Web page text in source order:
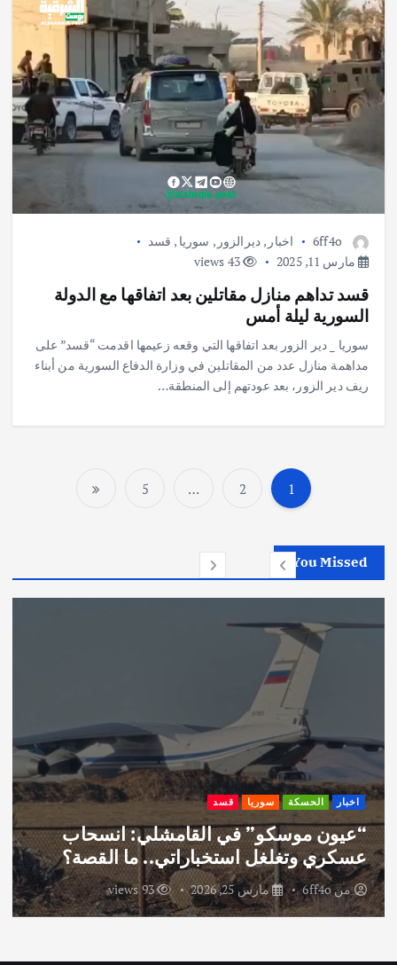
6ff4o اخبار , ديرالزور , سوريا , قسد
مارس 11, 2025
43 views
قسد تداهم منازل مقاتلين بعد اتفاقها مع الدولة
السورية ليلة أمس
سوريا _ دير الزور بعد اتفاقها التي وقعه زعيمها اقدمت “قسد” على
مداهمة منازل عدد من المقاتلين في وزارة الدفاع السورية من أبناء
ريف دير الزور، بعد عودتهم إلى المنطقة…
ت
د
ف
ح
ا
ت
ا
1
2
…
5
You Missed
اخبار ديرالزور سوريا
حملة نظافة واسعة بتعاون حكومي ومجتمعي
في مدينة دير الزور
من6ff4o نوفمبر 26, 2025 55 views